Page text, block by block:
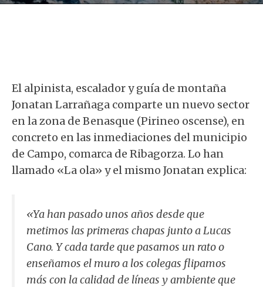
El alpinista, escalador y guía de montaña
Jonatan Larrañaga comparte un nuevo sector
en la zona de Benasque (Pirineo oscense), en
concreto en las inmediaciones del municipio
de Campo, comarca de Ribagorza. Lo han
llamado «La ola» y el mismo Jonatan explica:
«Ya han pasado unos años desde que
metimos las primeras chapas junto a Lucas
Cano. Y cada tarde que pasamos un rato o
enseñamos el muro a los colegas flipamos
más con la calidad de líneas y ambiente que